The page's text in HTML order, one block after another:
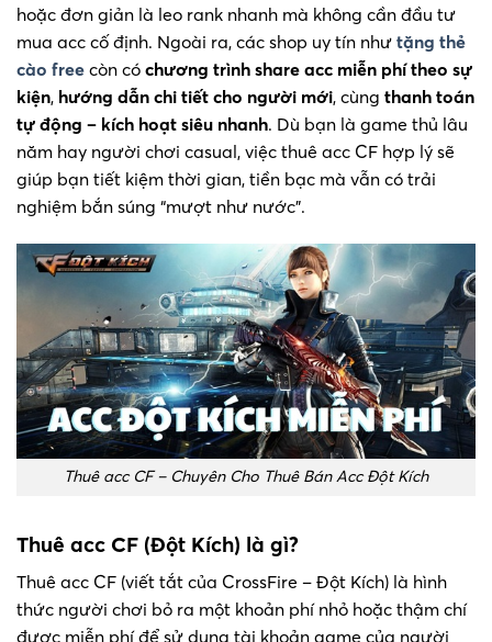
hoặc đơn giản là leo rank nhanh mà không cần đầu tư
mua acc cố định. Ngoài ra, các shop uy tín như tặng thẻ
cào free còn có chương trình share acc miễn phí theo sự
kiện, hướng dẫn chi tiết cho người mới, cùng thanh toán
tự động – kích hoạt siêu nhanh. Dù bạn là game thủ lâu
năm hay người chơi casual, việc thuê acc CF hợp lý sẽ
giúp bạn tiết kiệm thời gian, tiền bạc mà vẫn có trải
nghiệm bắn súng “mượt như nước”.
Thuê acc CF – Chuyên Cho Thuê Bán Acc Đột Kích
Thuê acc CF (Đột Kích) là gì?
Thuê acc CF (viết tắt của CrossFire – Đột Kích) là hình
thức người chơi bỏ ra một khoản phí nhỏ hoặc thậm chí
được miễn phí để sử dụng tài khoản game của người